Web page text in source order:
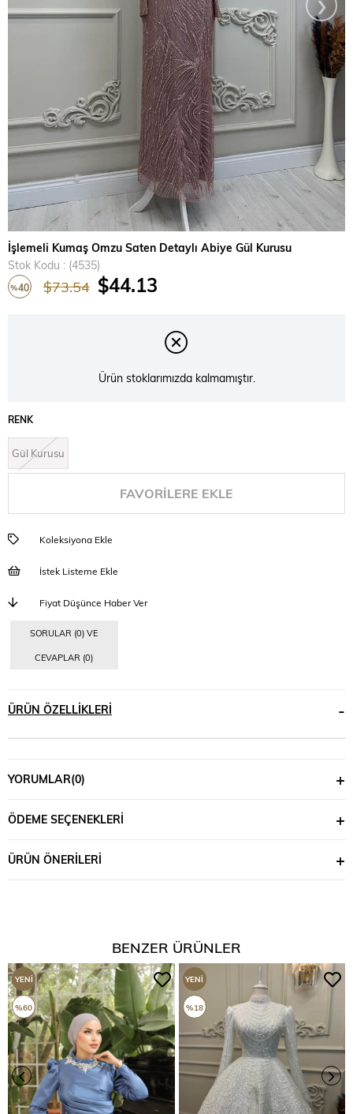
İşlemeli Kumaş Omzu Saten Detaylı Abiye Gül Kurusu
Stok Kodu
(4535)
%40 $73.54 $44.13
Ürün stoklarımızda kalmamıştır.
RENK
Gül Kurusu
FAVORILERE EKLE
Koleksiyona Ekle
İstek Listeme Ekle
Fiyat Düşünce Haber Ver
SORULAR (0) VE
CEVAPLAR (0)
ÜRÜN ÖZELLIKLERI
YORUMLAR(0)
ÖDEME SEÇENEKLERI
ÜRÜN ÖNERILERI
BENZER ÜRÜNLER
YENI
ÜRÜN
%60
YENI
ÜRÜN
%18